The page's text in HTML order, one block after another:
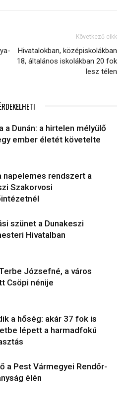
Következő cikk
Hivatalokban, középiskolákban
18, általános iskolákban 20 fok
lesz télen
a Dunán: a hirtelen mélyülő
ember életét követelte
napelemes rendszert a
Szakorvosi
szünet a Dunakeszi
Hivatalban
Józsefné, a város
Csöpi nénije
a hőség: akár 37 fok is
lépett a harmadfokú
a Pest Vármegyei Rendőr-
élén